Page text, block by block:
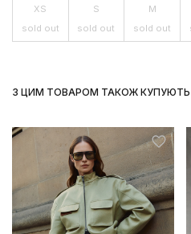
XS
sold out
S
sold out
M
sold out
З ЦИМ ТОВАРОМ ТАКОЖ КУПУЮТЬ